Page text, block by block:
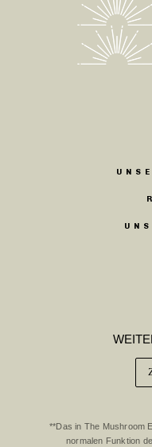
**Das in The Mushroom
normalen Funktion